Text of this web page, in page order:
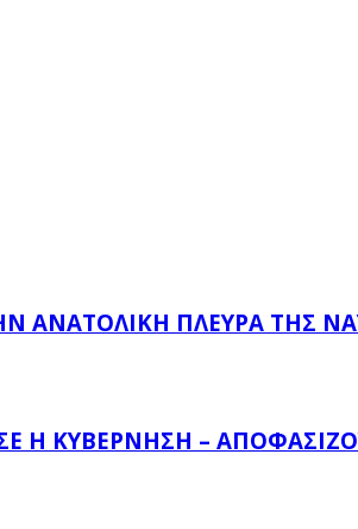
ΑΝΑΤΟΛΙΚΉ ΠΛΕΥΡΆ ΤΗΣ
ΚΥΒΈΡΝΗΣΗ –